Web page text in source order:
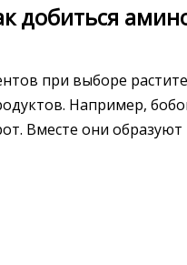
добиться
при выборе
Например,
Вместе они